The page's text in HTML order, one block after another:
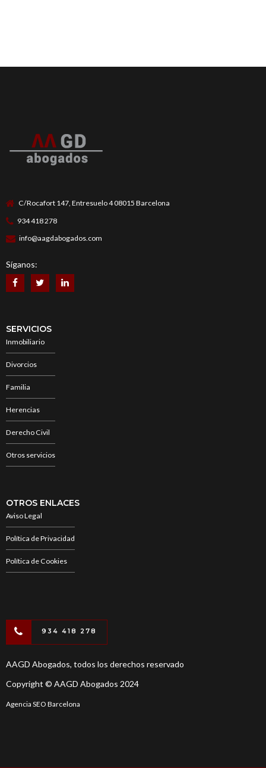
C/Rocafort 147, Entresuelo 4 08015 Barcelona
934 418 278
info@aagdabogados.com
Síganos:
SERVICIOS
Inmobiliario
Divorcios
Familia
Herencias
Derecho Civil
Otros servicios
OTROS ENLACES
Aviso Legal
Política de Privacidad
Política de Cookies
934 418 278
AAGD Abogados, todos los derechos reservado
Copyright © AAGD Abogados 2024
Agencia SEO Barcelona